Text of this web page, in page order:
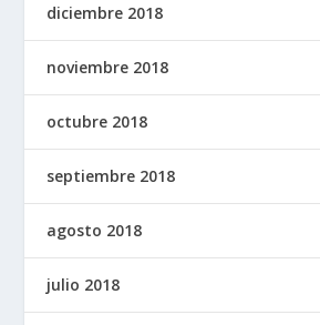
diciembre 2018
noviembre 2018
octubre 2018
septiembre 2018
agosto 2018
julio 2018